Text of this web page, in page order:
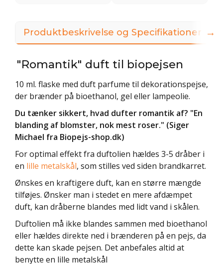
Produktbeskrivelse og Specifikationer
"Romantik" duft til biopejsen
10 ml. flaske med duft parfume til dekorationspejse,
der brænder på bioethanol, gel eller lampeolie.
Du tænker sikkert, hvad dufter romantik af? "En
blanding af blomster, nok mest roser." (Siger
Michael fra Biopejs-shop.dk)
For optimal effekt fra duftolien hældes 3-5 dråber i
en lille metalskål, som stilles ved siden brandkarret.
Ønskes en kraftigere duft, kan en større mængde
tilføjes. Ønsker man i stedet en mere afdæmpet
duft, kan dråberne blandes med lidt vand i skålen.
Duftolien må ikke blandes sammen med bioethanol
eller hældes direkte ned i brænderen på en pejs, da
dette kan skade pejsen. Det anbefales altid at
benytte en lille metalskål
→